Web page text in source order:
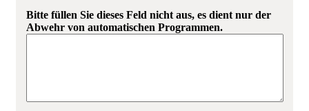
Bitte füllen Sie dieses Feld nicht aus, es dient nur der
Abwehr von automatischen Programmen.